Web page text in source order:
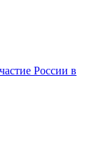
России в